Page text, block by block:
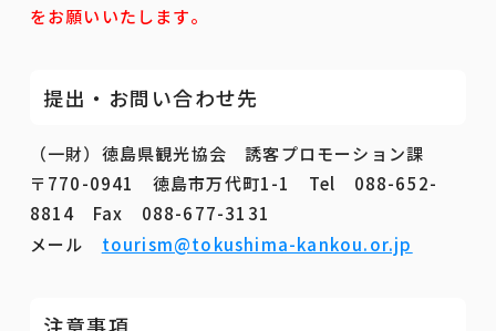
をお願いいたします。
提出・お問い合わせ先
（一財）徳島県観光協会 誘客プロモーション課
〒770-0941 徳島市万代町1-1 Tel 088-652-
8814 Fax 088-677-3131
メール tourism@tokushima-kankou.or.jp